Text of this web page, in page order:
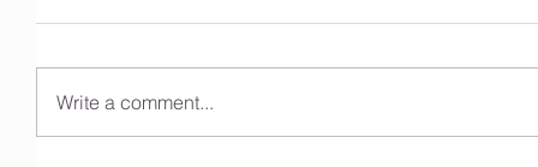
Write a comment...